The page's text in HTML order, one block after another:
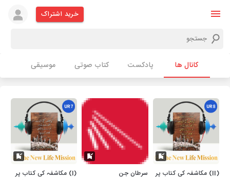
خرید اشتراک
کانال ها پادکست کتاب صوتی موسیقی
(II) مکاشفہ کی کتاب پر
سرطان جن
(I) مکاشفہ کی کتاب پر